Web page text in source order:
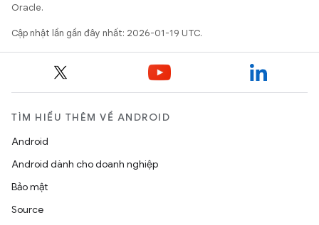
Oracle.
Cập nhật lần gần đây nhất: 2026-01-19 UTC.
TÌM HIỂU THÊM VỀ ANDROID
Android
Android dành cho doanh nghiệp
Bảo mật
Source